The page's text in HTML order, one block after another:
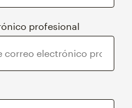
profesional